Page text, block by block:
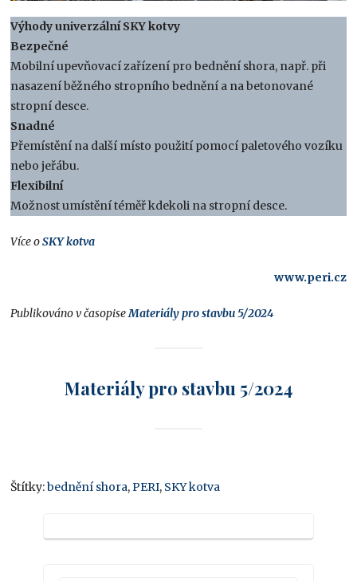
Výhody univerzální SKY kotvy
Bezpečné
Mobilní upevňovací zařízení pro bednění shora, např. při
nasazení běžného stropního bednění a na betonované
stropní desce.
Snadné
Přemístění na další místo použití pomocí paletového vozíku
nebo jeřábu.
Flexibilní
Možnost umístění téměř kdekoli na stropní desce.
Více oSKY kotva
www.peri.cz
Publikováno v časopiseMateriály pro stavbu 5/2024
Materiály pro stavbu 5/2024
Štítky:bednění shora, PERI, SKY kotva